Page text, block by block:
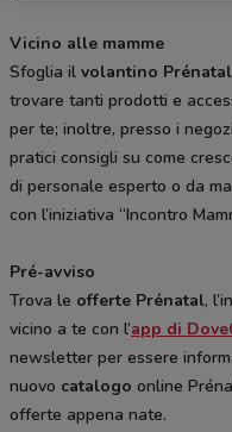
Vicino alle mamme
Sfoglia il volantino Prénatal
trovare tanti prodotti e
per te; inoltre, presso i
pratici consigli su come
di personale esperto o da
con l’iniziativa “Incontro
Pré-avviso
Trova le offerte Prénatal,
vicino a te con l’app di
newsletter per essere
nuovo catalogo online
offerte appena nate.